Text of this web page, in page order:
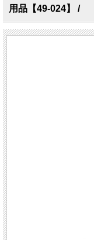
用品【49-024】 /